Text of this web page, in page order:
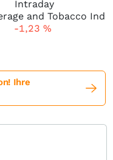
Intraday
-1,23 %
Ihre